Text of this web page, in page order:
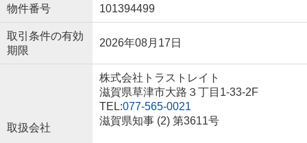
物件番号 101394499
取引条件の有効
期限
2026年08月17日
取扱会社
株式会社トラストレイト
滋賀県草津市大路３丁目1-33-2F
TEL:077-565-0021
滋賀県知事 (2) 第3611号